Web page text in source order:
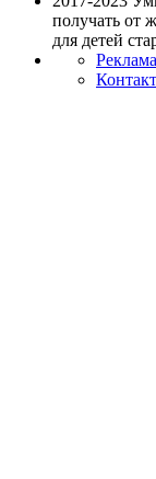
получать от
для детей